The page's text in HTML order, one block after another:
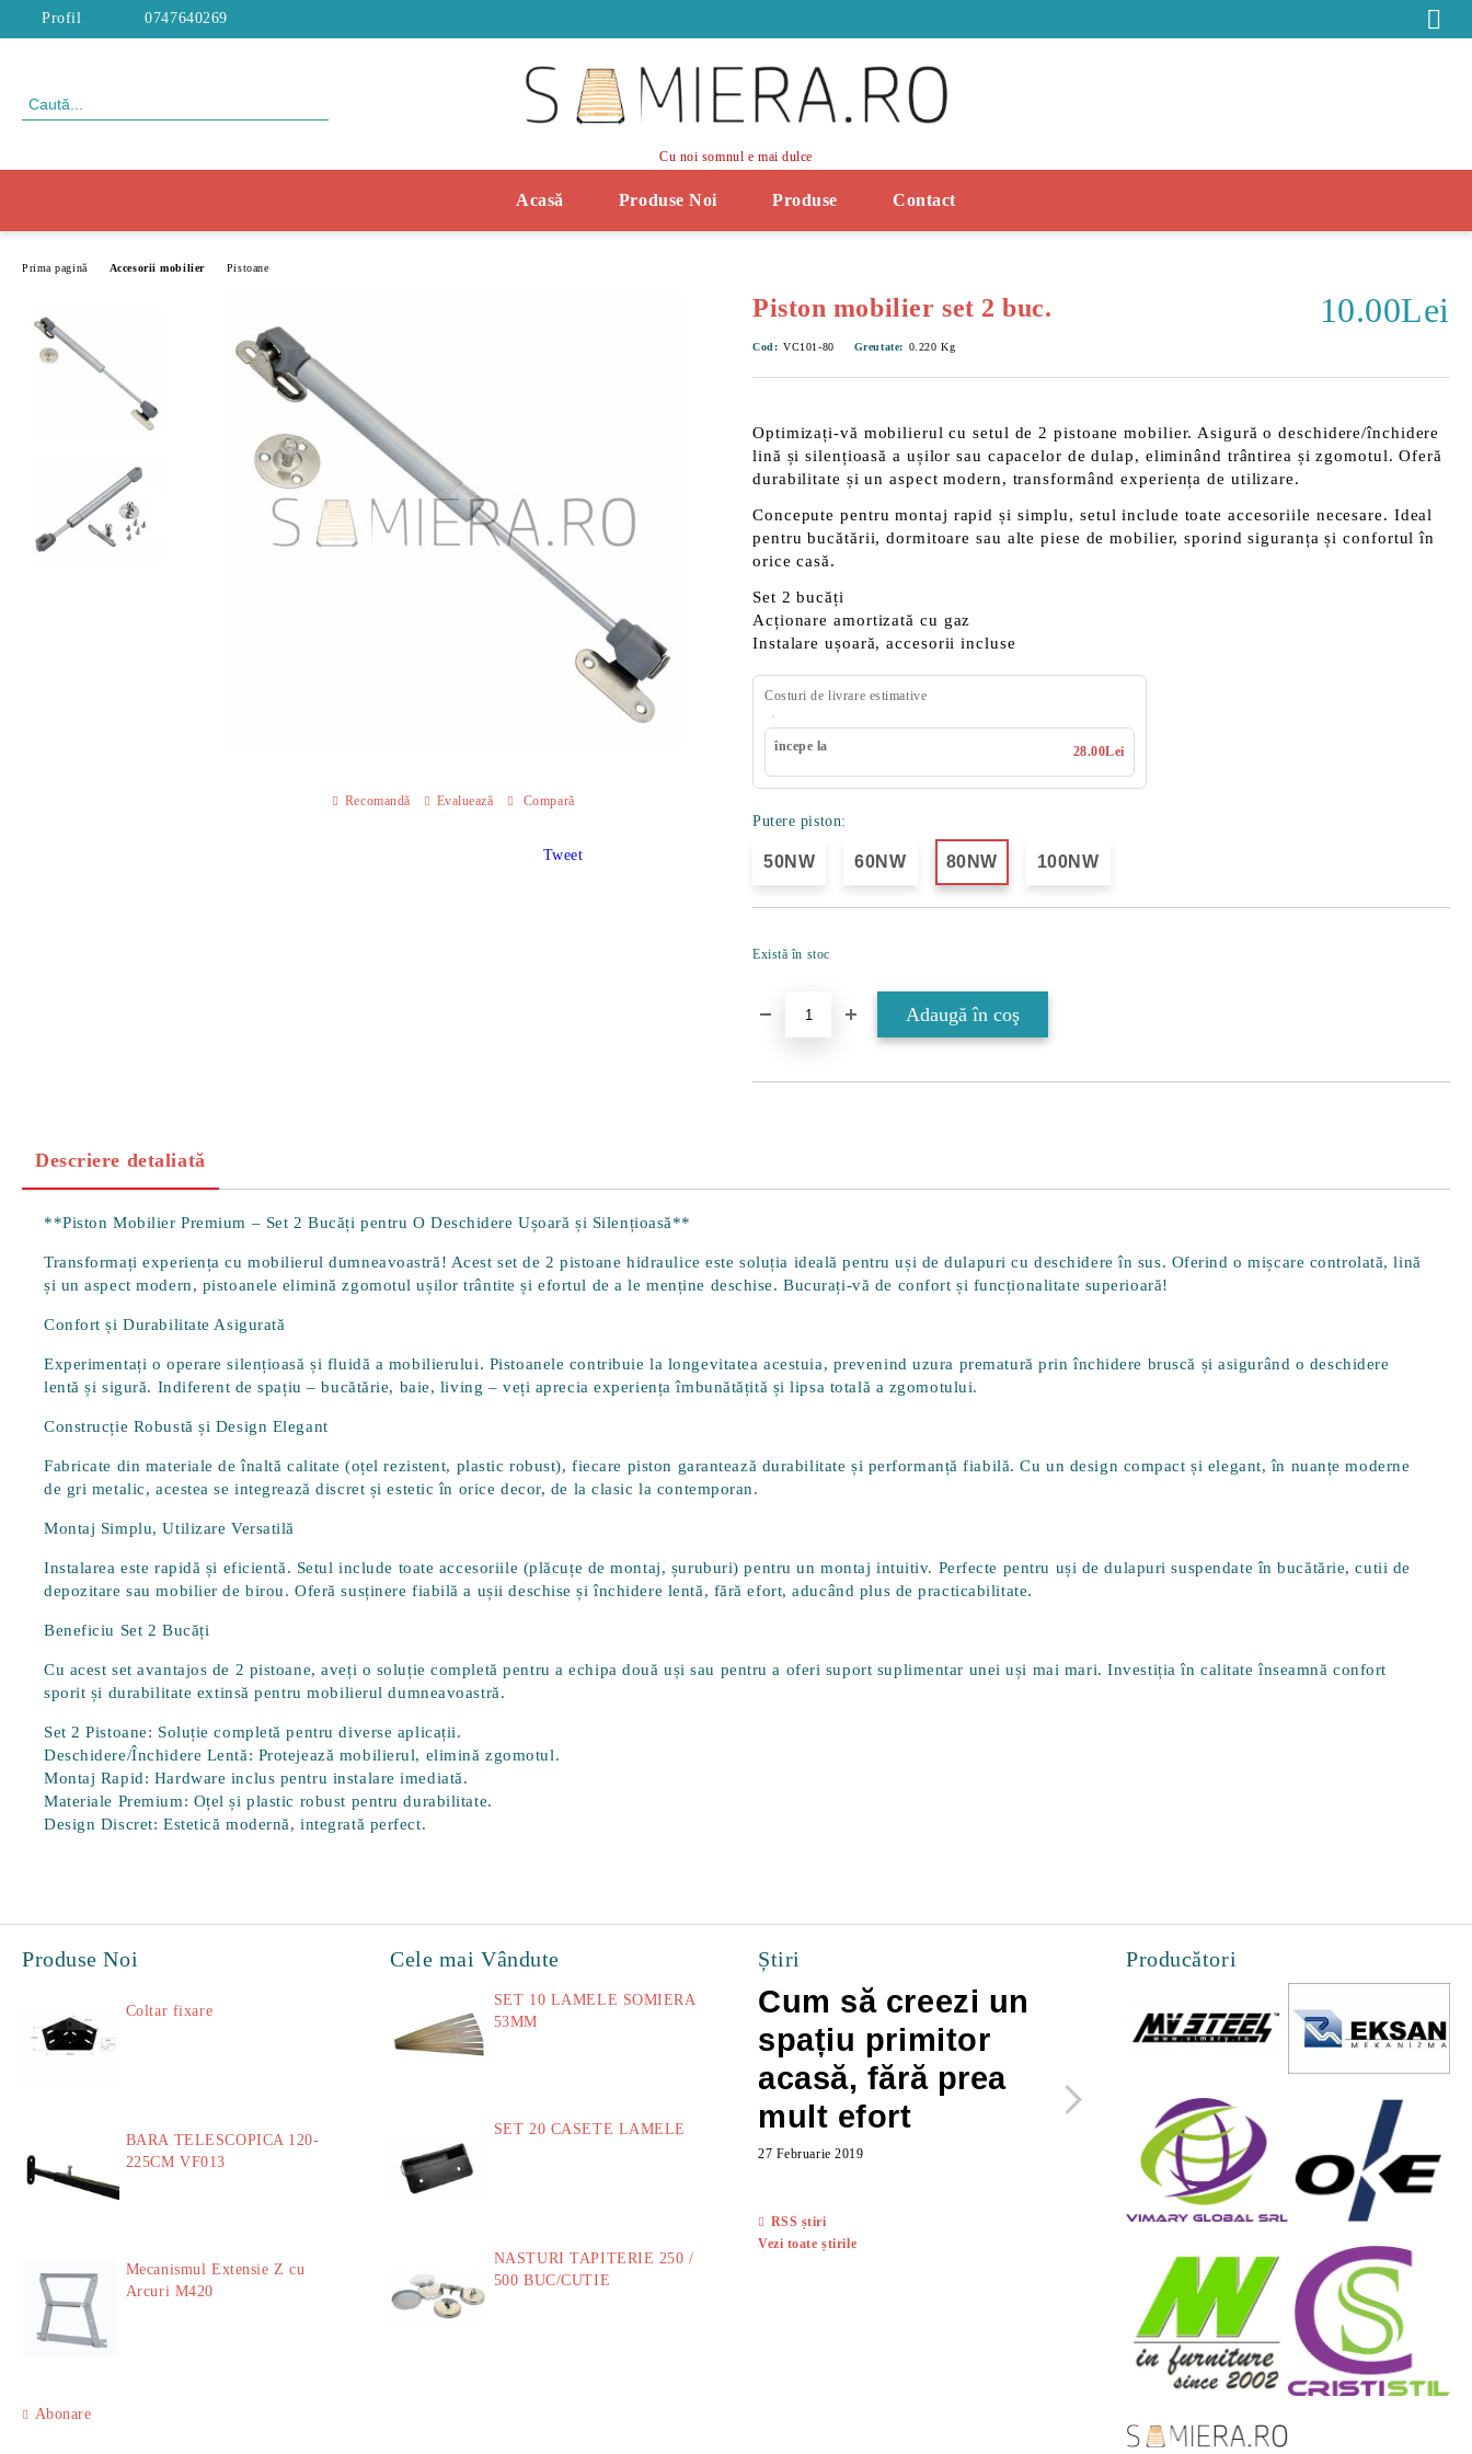
Profil 0747640269
Cu noi somnul e mai dulce
Acasă Produse Noi Produse Contact
Prima pagină Accesorii mobilier Pistoane
Piston mobilier set 2 buc. 10.00Lei
Cod: VC101-80 Greutate: 0.220 Kg
Optimizați-vă mobilierul cu setul de 2 pistoane mobilier. Asigură o deschidere/închidere
lină și silențioasă a ușilor sau capacelor de dulap, eliminând trântirea și zgomotul. Oferă
durabilitate și un aspect modern, transformând experiența de utilizare.
Concepute pentrumontaj rapid și simplu, setul include toate accesoriile necesare. Ideal
pentru bucătării, dormitoare sau alte piese de mobilier, sporind siguranța și confortul în
orice casă.
Set 2 bucăți
Acționare amortizată cu gaz
Instalare ușoară, accesorii incluse
Costuri de livrare estimative
începe la 28.00Lei
Putere piston:
50NW 60NW 80NW 100NW
Există în stoc
Recomandă Evaluează Compară
Tweet
Descriere detaliată
**Piston Mobilier Premium – Set 2 Bucăți pentru O Deschidere Ușoară și Silențioasă**
Transformați experiența cu mobilierul dumneavoastră! Acest set de 2 pistoane hidraulice este soluția ideală pentru uși de dulapuri cu deschidere în sus. Oferind o mișcare controlată, lină
și un aspect modern, pistoanele elimină zgomotul ușilor trântite și efortul de a le menține deschise. Bucurați-vă de confort și funcționalitate superioară!
Confort și Durabilitate Asigurată
Experimentați o operaresilențioasă și fluidă a mobilierului. Pistoanele contribuie la longevitatea acestuia, prevenind uzura prematură prin închidere bruscă și asigurând o deschidere
lentă și sigură. Indiferent de spațiu – bucătărie, baie, living – veți aprecia experiența îmbunătățită și lipsa totală a zgomotului.
Construcție Robustă și Design Elegant
Fabricate din materiale de înaltă calitate (oțel rezistent, plastic robust), fiecare piston garantează durabilitate și performanță fiabilă. Cu un design compact și elegant, în nuanțe moderne
de gri metalic, acestea se integrează discret și estetic în orice decor, de la clasic la contemporan.
Montaj Simplu, Utilizare Versatilă
Instalarea este rapidă și eficientă. Setul include toate accesoriile (plăcuțe de montaj, șuruburi) pentru un montaj intuitiv. Perfecte pentru uși de dulapuri suspendate în bucătărie, cutii de
depozitare sau mobilier de birou. Oferă susținere fiabilă a ușii deschise și închidere lentă, fără efort, aducând plus de practicabilitate.
Beneficiu Set 2 Bucăți
Cu acest set avantajos de 2 pistoane, aveți o soluție completă pentru a echipa două uși sau pentru a oferi suport suplimentar unei uși mai mari. Investiția în calitate înseamnă confort
sporit și durabilitate extinsă pentru mobilierul dumneavoastră.
Set 2 Pistoane: Soluție completă pentru diverse aplicații.
Deschidere/Închidere Lentă: Protejează mobilierul, elimină zgomotul.
Montaj Rapid: Hardware inclus pentru instalare imediată.
Materiale Premium: Oțel și plastic robust pentru durabilitate.
Design Discret: Estetică modernă, integrată perfect.
Produse Noi
Coltar fixare
BARA TELESCOPICA 120-
225CM VF013
Mecanismul Extensie Z cu
Arcuri M420
Abonare
Cele mai Vândute
SET 10 LAMELE SOMIERA
53MM
SET 20 CASETE LAMELE
NASTURI TAPITERIE 250 /
500 BUC/CUTIE
Știri
Cum să creezi un
spațiu primitor
acasă, fără prea
mult efort
27 Februarie 2019
Cateva lucruri pe
care le poti face
pentru a maximiza
spatiul mic de
acasa
27 Februarie 2019
RSS știri
Vezi toate știrile
Producători